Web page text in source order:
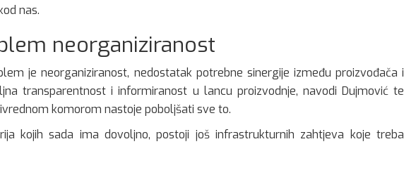
nas.
neorganiziranost
je neorganiziranost, nedostatak potrebne sinergije između proizvođača i
transparentnost i informiranost u lancu proizvodnje, navodi Dujmović te
komorom nastoje poboljšati sve to.
kojih sada ima dovoljno, postoji još infrastrukturnih zahtjeva koje treba